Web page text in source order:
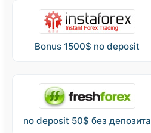
Bonus 1500$ no deposit
no deposit 50$ без депозита